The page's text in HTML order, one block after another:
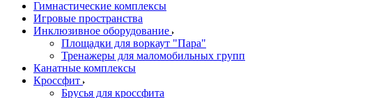
Гимнастические комплексы
Игровые пространства
Инклюзивное оборудование
Площадки для воркаут "Пара"
Тренажеры для маломобильных групп
Канатные комплексы
Кроссфит
Брусья для кроссфита